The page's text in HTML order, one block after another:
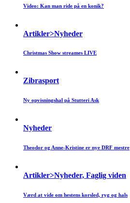
Video: Kan man ride på en konik?
Artikler>Nyheder
Christmas Show streames LIVE
Zibrasport
Ny opvisningshal på Stutteri Ask
Nyheder
Theodor og Anne-Kristine er nye DRF mestre
Artikler>Nyheder, Faglig viden
Værd at vide om hestens korsled, ryg og hals